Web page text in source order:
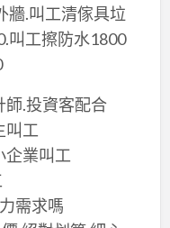
牆.叫工清傢具垃
叫工擦防水1800
師.投資客配合
叫工
企業叫工
需求嗎